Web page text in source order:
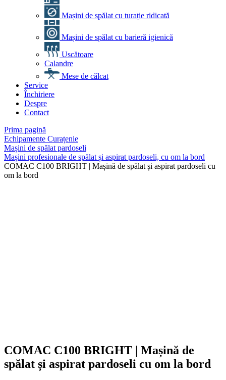
Mașini de spălat cu turație ridicată
Mașini de spălat cu barieră igienică
Uscătoare
Calandre
Mese de călcat
Service
Închiriere
Despre
Contact
Prima pagină
Echipamente Curațenie
Mașini de spălat pardoseli
Mașini profesionale de spălat și aspirat pardoseli, cu om la bord
COMAC C100 BRIGHT | Mașină de spălat și aspirat pardoseli cu
om la bord
COMAC C100 BRIGHT | Mașină de
spălat și aspirat pardoseli cu om la bord